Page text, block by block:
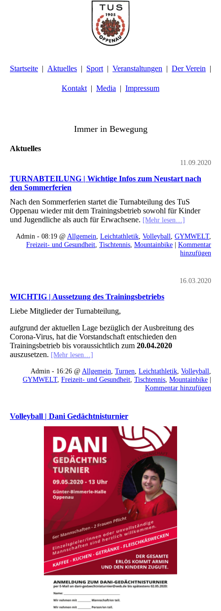
Startseite Aktuelles Sport Veranstaltungen Der Verein
Kontakt Media Impressum
Immer in Bewegung
Aktuelles
11.09.2020
TURNABTEILUNG | Wichtige Infos zum Neustart nach
den Sommerferien
Nach den Sommerferien startet die Turnabteilung des TuS
Oppenau wieder mit dem Trainingsbetrieb sowohl für Kinder
und Jugendliche als auch für Erwachsene. [Mehr lesen…]
Admin - 08:19 @ Allgemein Leichtathletik Volleyball GYMWELT,
Freizeit- und Gesundheit Tischtennis Mountainbike | Kommentar
hinzufügen
16.03.2020
WICHTIG | Aussetzung des Trainingsbetriebs
Liebe Mitglieder der Turnabteilung,
aufgrund der aktuellen Lage bezüglich der Ausbreitung des
Corona-Virus, hat die Vorstandschaft entschieden den
Trainingsbetrieb bis voraussichtlich zum 20.04.2020
auszusetzen. [Mehr lesen…]
Admin - 16:26 @ Allgemein Turnen Leichtathletik Volleyball
GYMWELT, Freizeit- und Gesundheit Tischtennis Mountainbike |
Kommentar hinzufügen
Volleyball | Dani Gedächtnisturnier